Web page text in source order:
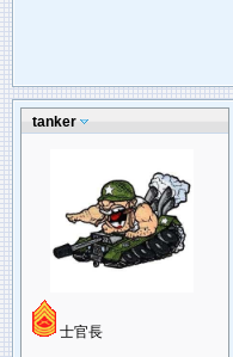
tanker
士官長